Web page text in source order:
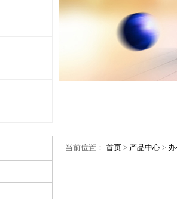
当前位置： 首页 > 产品中心 >